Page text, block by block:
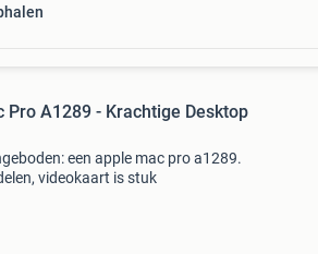
Pro A1289 - Krachtige Desktop
een apple mac pro a1289.
videokaart is stuk